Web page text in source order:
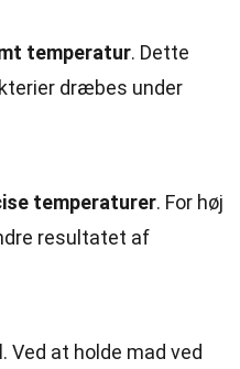
temperatur. Dette
dræbes under
temperaturer. For høj
resultatet af
. Ved at holde mad ved